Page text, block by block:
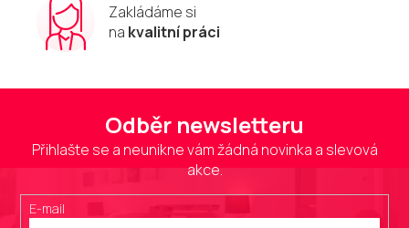
Zakládáme si
na kvalitní práci
Odběr newsletteru
Přihlašte se a neunikne vám žádná novinka a slevová
akce.
E-mail